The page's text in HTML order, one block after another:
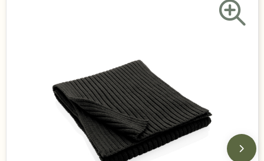
Recycled
Bestsellers